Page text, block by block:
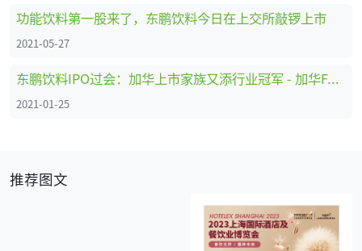
功能饮料第一股来了，东鹏饮料今日在上交所敲锣上市
2021-05-27
东鹏饮料IPO过会：加华上市家族又添行业冠军 - 加华Family
2021-01-25
推荐图文